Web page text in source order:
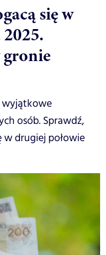
się w
gronie
wyjątkowe
osób. Sprawdź,
w drugiej połowie